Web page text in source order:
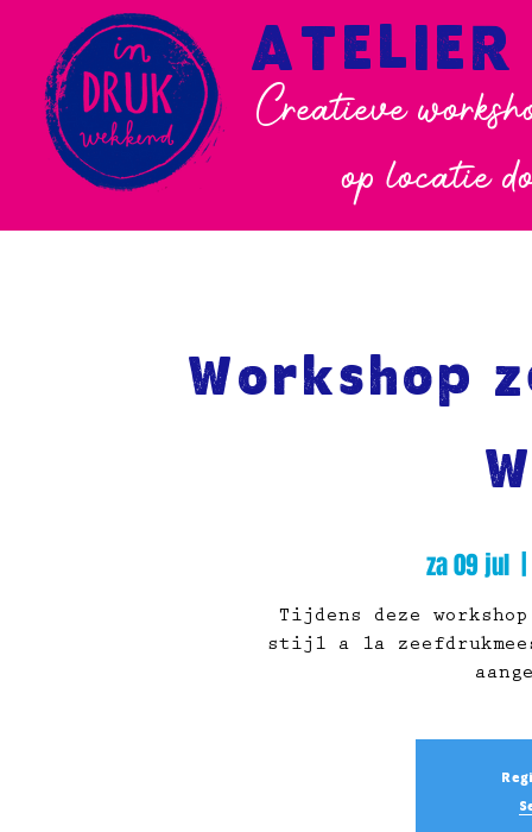
Creatieve
op locatie
Workshop
za 09 jul
Tijdens deze
stijl a la